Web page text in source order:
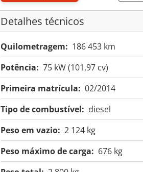
Detalhes técnicos
Quilometragem: 186 453 km
Potência: 75 kW (101,97 cv)
Primeira matrícula: 02/2014
Tipo de combustível: diesel
Peso em vazio: 2 124 kg
Peso máximo de carga: 676 kg